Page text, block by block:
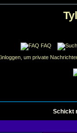
FAQ
Schickt